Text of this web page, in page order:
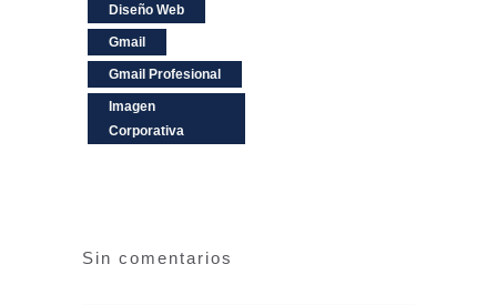
Diseño Web
Gmail
Gmail Profesional
Imagen
Corporativa
Sin comentarios